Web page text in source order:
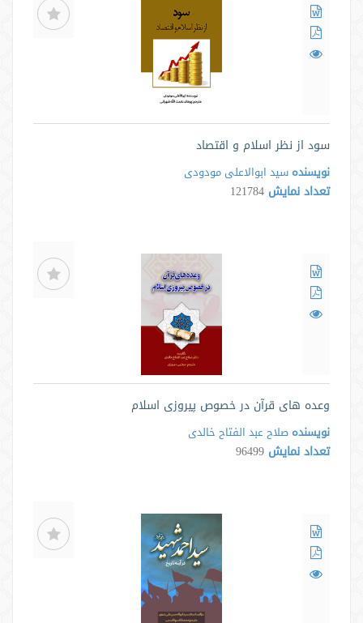
سود از نظر اسلام و اقتصاد
نویسنده سید ابوالاعلی مودودی
تعداد نمایش 121784
وعده های قرآن در خصوص پیروزی اسلام
نویسنده صلاح عبد الفتاح خالدی
تعداد نمایش 96499